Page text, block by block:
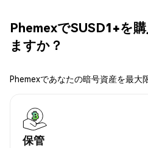
PhemexでSUSD1+を
ますか？
Phemexであなたの暗号資産を最大
保管